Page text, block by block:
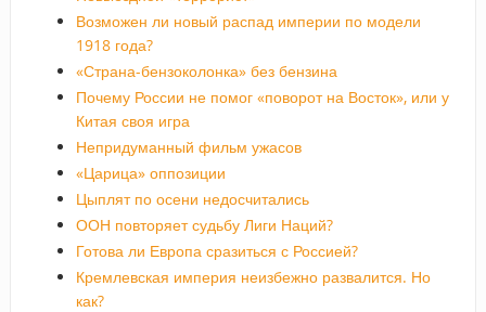
Возможен ли новый распад империи по модели
1918 года?
«Страна-бензоколонка» без бензина
Почему России не помог «поворот на Восток», или у
Китая своя игра
Непридуманный фильм ужасов
«Царица» оппозиции
Цыплят по осени недосчитались
ООН повторяет судьбу Лиги Наций?
Готова ли Европа сразиться с Россией?
Кремлевская империя неизбежно развалится. Но
как?